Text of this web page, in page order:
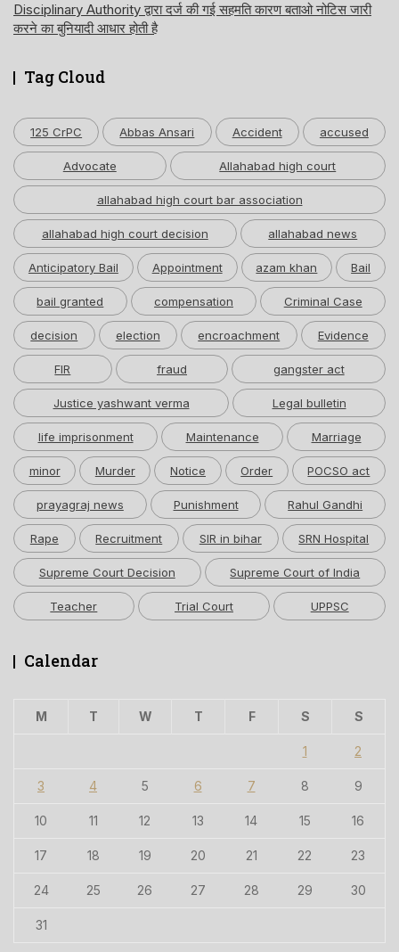
Disciplinary Authority द्वारा दर्ज की गई सहमति कारण बताओ नोटिस जारी
करने का बुनियादी आधार होती है
Tag Cloud
125 CrPC Abbas Ansari Accident accused
Advocate Allahabad high court
allahabad high court bar association
allahabad high court decision allahabad news
Anticipatory Bail Appointment azam khan Bail
bail granted compensation Criminal Case
decision election encroachment Evidence
FIR fraud gangster act
Justice yashwant verma Legal bulletin
life imprisonment Maintenance Marriage
minor Murder Notice Order POCSO act
prayagraj news Punishment Rahul Gandhi
Rape Recruitment SIR in bihar SRN Hospital
Supreme Court Decision Supreme Court of India
Teacher Trial Court UPPSC
Calendar
M T W T F S S
1 2
3 4 5 6 7 8 9
10 11 12 13 14 15 16
17 18 19 20 21 22 23
24 25 26 27 28 29 30
31